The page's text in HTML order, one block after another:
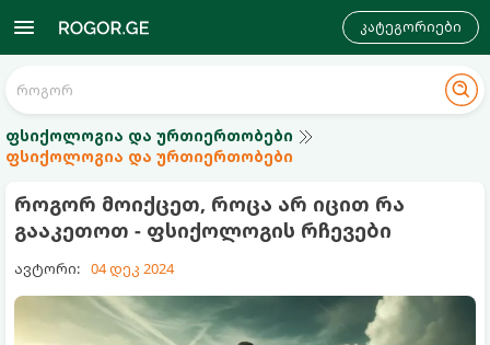
კატეგორიები
ფსიქოლოგია და ურთიერთობები
ფსიქოლოგია და ურთიერთობები
როგორ მოიქცეთ, როცა არ იცით რა
გააკეთოთ - ფსიქოლოგის რჩევები
ავტორი: 04 დეკ 2024